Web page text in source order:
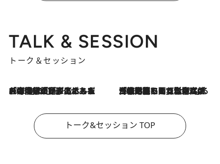
TALK & SESSION
トーク＆セッション
2026.8.3
「今後値上げがあるとすれば…」「リスクがあるのは今年の冬」エネルギー専門家が語る、ホルムズ海峡封鎖が家庭にもたらす“ある心配” 2026.8.3
「住宅建てられない…」「サーチャージ料の高値が続いている」ホルムズ海峡封鎖による影響はいつまで続く？《エネルギー専門家に聞く“どうなる日本の暮らし”》
トーク&セッション TOP